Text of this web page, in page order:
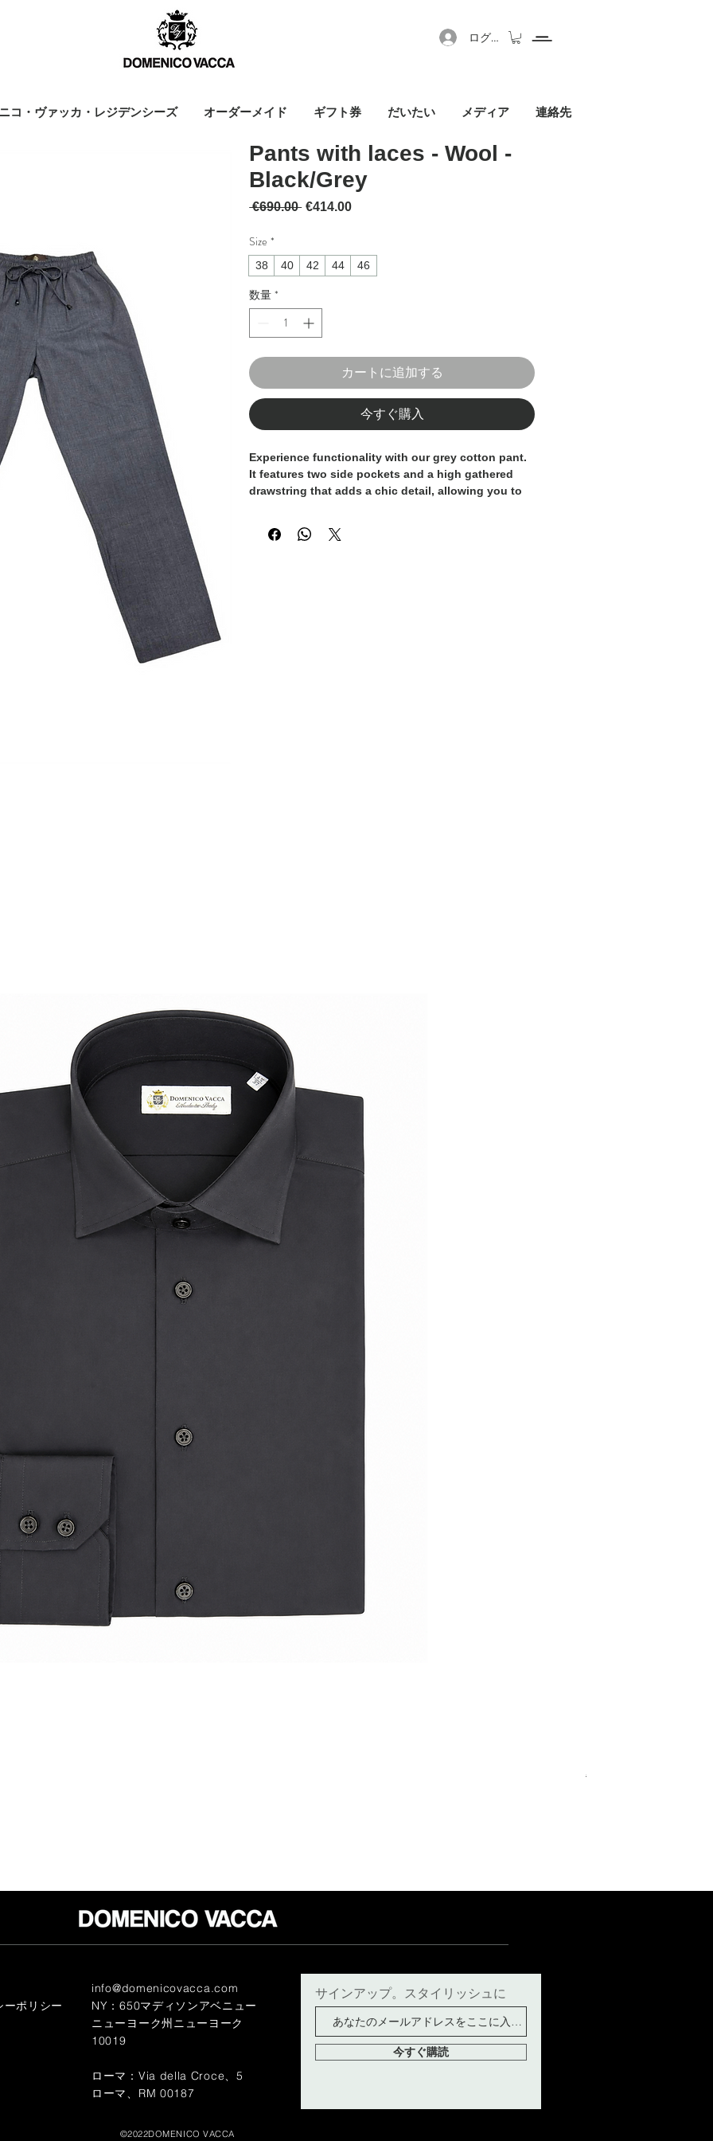
ログイン
コ・ヴァッカ・レジデンシーズ オーダーメイド ギフト券 だいたい メディア 連絡先
Pants with laces - Wool -
Black/Grey
€690.00 通常価格
€414.00セール価格
Size *
38 40 42 44 46
数量 *
カートに追加する
今すぐ購入
Experience functionality with our grey cotton pant.
It features two side pockets and a high gathered
drawstring that adds a chic detail, allowing you to
通常価格
€340.00
ーポリシー
info@domenicovacca.com
NY：650マディソンアベニュー
ニューヨーク州ニューヨーク
10019
ローマ：Via della Croce、5
ローマ、RM 00187
サインアップ。スタイリッシュに
今すぐ購読
©2022DOMENICO VACCA